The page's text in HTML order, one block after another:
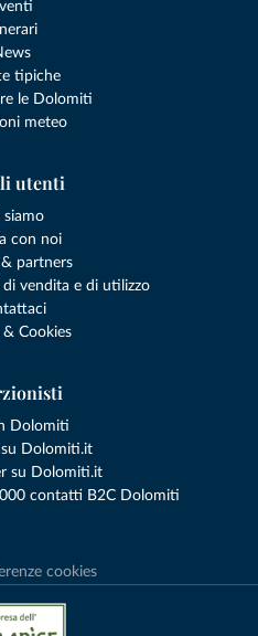
tipiche
le Dolomiti
meteo
utenti
siamo
con noi
partners
di vendita e di utilizzo
& Cookies
Dolomiti
su Dolomiti.it
su Dolomiti.it
contatti B2C Dolomiti
cookies